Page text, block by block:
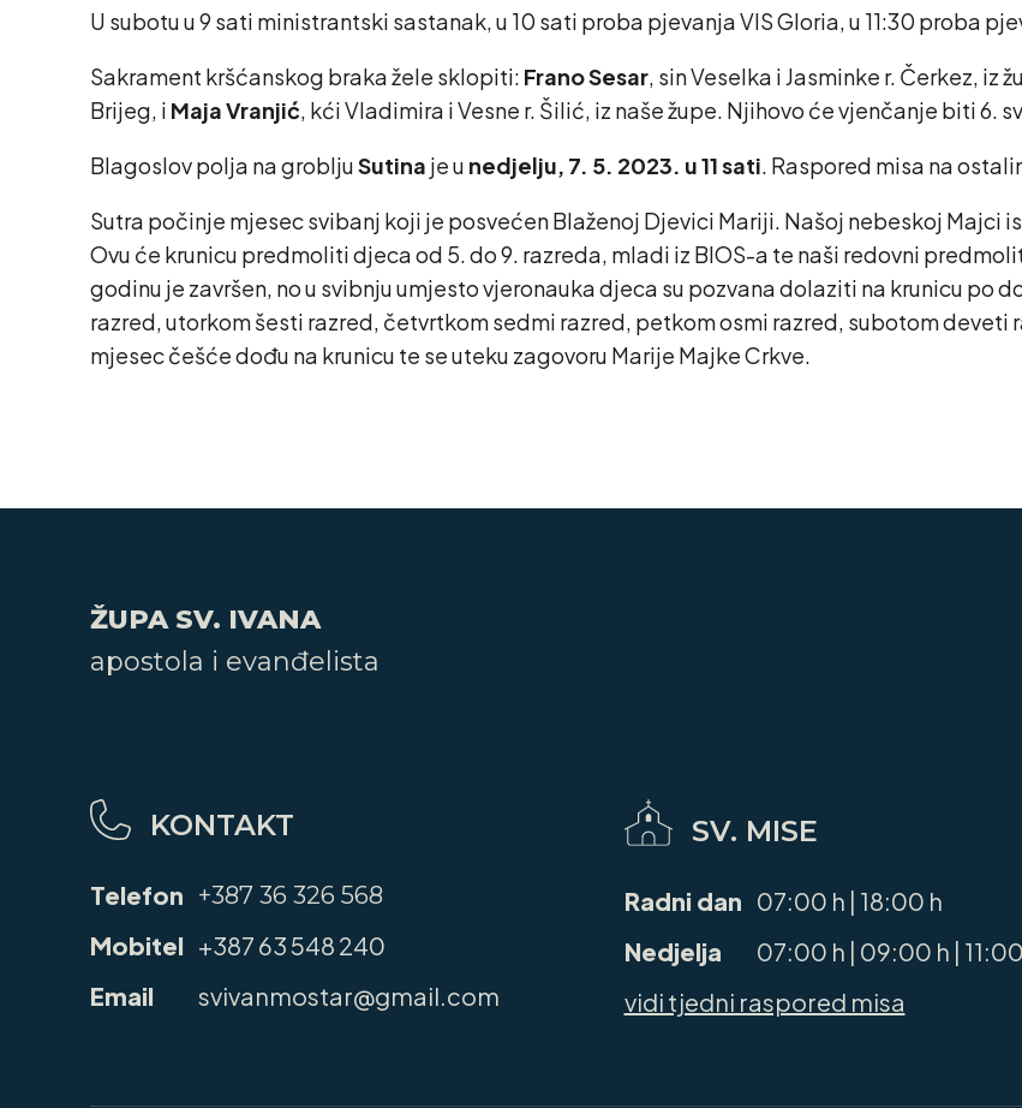
U subotu u 9 sati ministrantski sastanak, u 10 sati proba pjevanja VIS Gloria, u 11:30 proba
Sakrament kršćanskog braka žele sklopiti: Frano Sesar, sin Veselka i Jasminke r. Čerkez, iz
Brijeg, i Maja Vranjić, kći Vladimira i Vesne r. Šilić, iz naše župe. Njihovo će vjenčanje biti 6.
Blagoslov polja na grobljuSutina je u nedjelju, 7. 5. 2023. u 11 sati. Raspored misa na
Sutra počinje mjesec svibanj koji je posvećen Blaženoj Djevici Mariji. Našoj nebeskoj Majci
Ovu će krunicu predmoliti djeca od 5. do 9. razreda, mladi iz BIOS-a te naši redovni
godinu je završen, no u svibnju umjesto vjeronauka djeca su pozvana dolaziti na krunicu po
razred, utorkom šesti razred, četvrtkom sedmi razred, petkom osmi razred, subotom deveti
mjesec češće dođu na krunicu te se uteku zagovoru Marije Majke Crkve.
ŽUPA SV. IVANA
apostola i evanđelista
KONTAKT
Telefon +387 36 326 568
Mobitel +387 63 548 240
Email
svivanmostar@gmail.com
SV. MISE
Radni dan 07:00 h | 18:00 h
Nedjelja
07:00 h | 09:00 h |
vidi tjedni raspored misa